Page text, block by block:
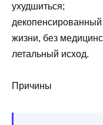
ухудшиться;
жизни, без
летальный исход.
Причины